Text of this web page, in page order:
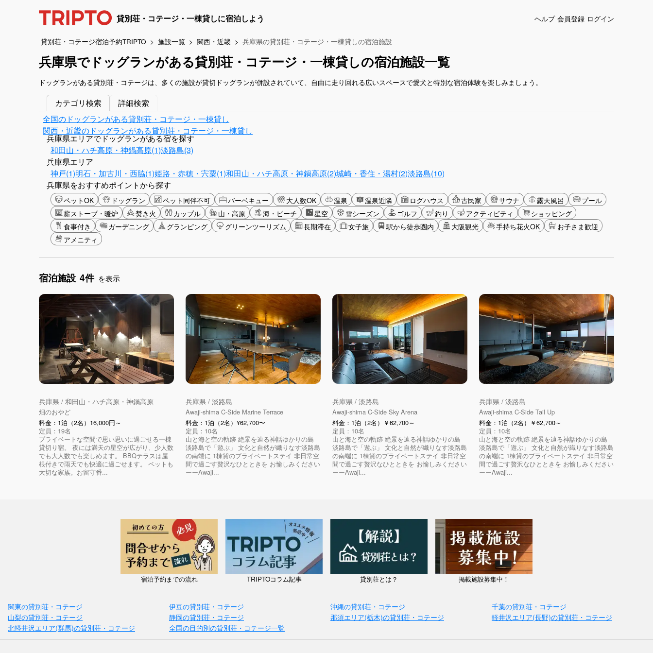
貸別荘・コテージ・一棟貸しに宿泊しよう ヘルプ 会員登録 ログイン
貸別荘・コテージ宿泊予約TRIPTO 施設一覧 関西・近畿 兵庫県の貸別荘・コテージ・一棟貸しの宿泊施設
兵庫県でドッグランがある貸別荘・コテージ・一棟貸しの宿泊施設一覧
ドッグランがある貸別荘・コテージは、多くの施設が貸切ドッグランが併設されていて、自由に走り回れる広いスペースで愛犬と特別な宿泊体験を楽しみましょう。
カテゴリ検索
詳細検索
全国のドッグランがある貸別荘・コテージ・一棟貸し
関西・近畿のドッグランがある貸別荘・コテージ・一棟貸し
兵庫県エリアでドッグランがある宿を探す
和田山・ハチ高原・神鍋高原(1)淡路島(3)
兵庫県エリア
神戸(1)明石・加古川・西脇(1)姫路・赤穂・宍粟(1)和田山・ハチ高原・神鍋高原(2)城崎・香住・湯村(2)淡路島(10)
兵庫県をおすすめポイントから探す
ペットOK ドッグラン ペット同伴不可 バーベキュー 大人数OK 温泉 温泉近隣 ログハウス 古民家 サウナ 露天風呂
プール
薪ストーブ・暖炉
焚き火 カップル 山・高原 海・ビーチ 星空 雪シーズン ゴルフ 釣り アクティビティ
ショッピング
食事付き
ガーデニング グランピング グリーンツーリズム 長期滞在 女子旅 駅から徒歩圏内 大阪観光 手持ち花火OK
お子さま歓迎
アメニティ
宿泊施設 4件 を表示
兵庫県 / 和田山・ハチ高原・神鍋高原
畑のおやど
料金：1泊（2名）16,000円～
定員：19名
プライベートな空間で思い思いに過ごせる一棟
貸切り宿。 夜には満天の星空が広がり、少人数
でも大人数でも楽しめます。 BBQテラスは屋
根付きで雨天でも快適に過ごせます。 ペットも
大切な家族。お留守番...
兵庫県 / 淡路島
Awaji-shima C-Side Marine Terrace
料金：1泊（2名）¥62,700〜
定員：10名
山と海と空の軌跡 絶景を辿る神話ゆかりの島
淡路島で「遊ぶ」 文化と自然が織りなす淡路島
の南端に 1棟貸のプライベートステイ 非日常空
間で過ごす贅沢なひとときを お愉しみください
ーーAwaji...
兵庫県 / 淡路島
Awaji-shima C-Side Sky Arena
料金：1泊（2名）￥62,700～
定員：10名
山と海と空の軌跡 絶景を辿る神話ゆかりの島
淡路島で「遊ぶ」 文化と自然が織りなす淡路島
の南端に 1棟貸のプライベートステイ 非日常空
間で過ごす贅沢なひとときを お愉しみください
ーーAwaji...
兵庫県 / 淡路島
Awaji-shima C-Side Tail Up
料金：1泊（2名）￥62,700～
定員：10名
山と海と空の軌跡 絶景を辿る神話ゆかりの島
淡路島で「遊ぶ」 文化と自然が織りなす淡路島
の南端に 1棟貸のプライベートステイ 非日常空
間で過ごす贅沢なひとときを お愉しみください
ーーAwaji...
宿泊予約までの流れ TRIPTOコラム記事 貸別荘とは？ 掲載施設募集中！
関東の貸別荘・コテージ 伊豆の貸別荘・コテージ 沖縄の貸別荘・コテージ
千葉の貸別荘・コテージ
山梨の貸別荘・コテージ
静岡の貸別荘・コテージ 那須エリア(栃木)の貸別荘・コテージ
軽井沢エリア(長野)の貸別荘・コテージ
北軽井沢エリア(群馬)の貸別荘・コテージ
全国の目的別の貸別荘・コテージ一覧